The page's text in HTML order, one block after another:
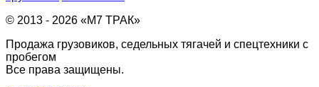
© 2013 - 2026 «М7 ТРАК»
Продажа грузовиков, седельных тягачей и спецтехники с
пробегом
Все права защищены.